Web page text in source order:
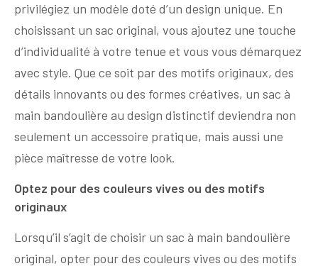
privilégiez un modèle doté d’un design unique. En
choisissant un sac original, vous ajoutez une touche
d’individualité à votre tenue et vous vous démarquez
avec style. Que ce soit par des motifs originaux, des
détails innovants ou des formes créatives, un sac à
main bandoulière au design distinctif deviendra non
seulement un accessoire pratique, mais aussi une
pièce maîtresse de votre look.
Optez pour des couleurs vives ou des motifs
originaux
Lorsqu’il s’agit de choisir un sac à main bandoulière
original, opter pour des couleurs vives ou des motifs